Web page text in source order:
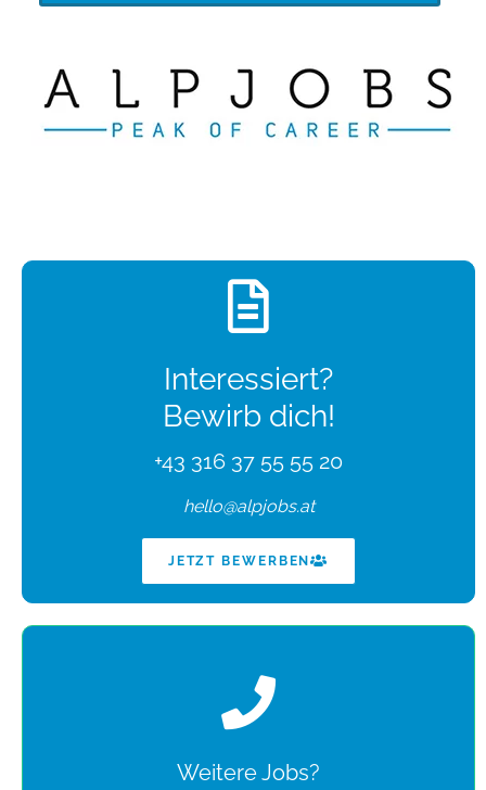
Interessiert?
Bewirb dich!
+43 316 37 55 55 20
hello@alpjobs.at
JETZT BEWERBEN
Weitere Jobs?